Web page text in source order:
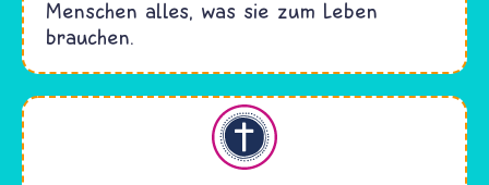
Menschen alles, was sie zum Leben
brauchen.